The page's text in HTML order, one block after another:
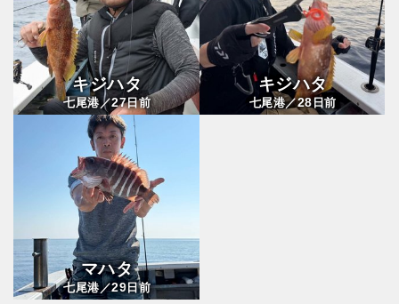
キジハタ
七尾港／27日前
キジハタ
七尾港／28日前
マハタ
七尾港／29日前